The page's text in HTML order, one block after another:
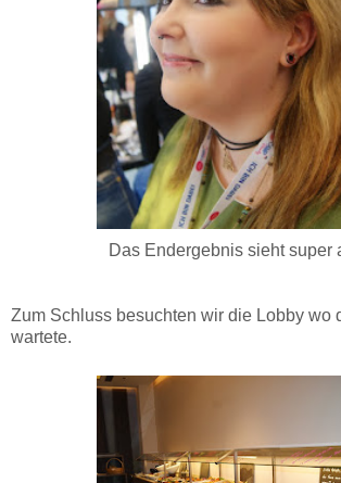
Das Endergebnis sieht super
Zum Schluss besuchten wir die Lobby wo
wartete.